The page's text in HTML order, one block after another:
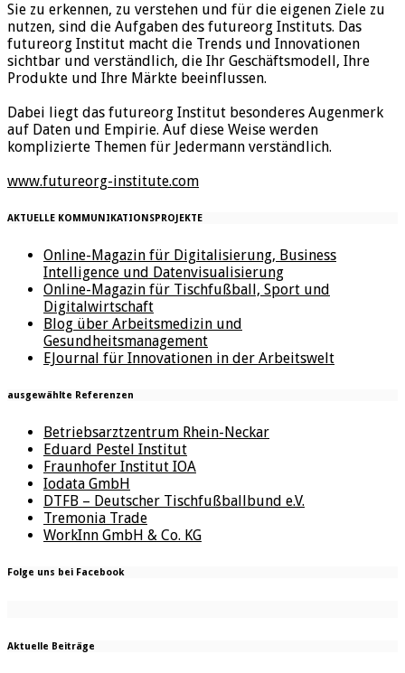
Sie zu erkennen, zu verstehen und für die eigenen Ziele zu
nutzen, sind die Aufgaben des futureorg Instituts. Das
futureorg Institut macht die Trends und Innovationen
sichtbar und verständlich, die Ihr Geschäftsmodell, Ihre
Produkte und Ihre Märkte beeinflussen.
Dabei liegt das futureorg Institut besonderes Augenmerk
auf Daten und Empirie. Auf diese Weise werden
komplizierte Themen für Jedermann verständlich.
www.futureorg-institute.com
AKTUELLE KOMMUNIKATIONSPROJEKTE
Online-Magazin für Digitalisierung, Business
Intelligence und Datenvisualisierung
Online-Magazin für Tischfußball, Sport und
Digitalwirtschaft
Blog über Arbeitsmedizin und
Gesundheitsmanagement
EJournal für Innovationen in der Arbeitswelt
ausgewählte Referenzen
Betriebsarztzentrum Rhein-Neckar
Eduard Pestel Institut
Fraunhofer Institut IOA
Iodata GmbH
DTFB – Deutscher Tischfußballbund e.V.
Tremonia Trade
WorkInn GmbH & Co. KG
Folge uns bei Facebook
Aktuelle Beiträge